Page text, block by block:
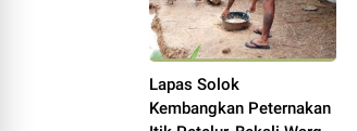
Lapas Solok
Kembangkan Peternakan